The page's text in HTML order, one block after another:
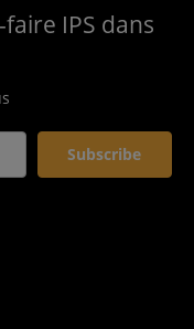
IPS dans
Subscribe